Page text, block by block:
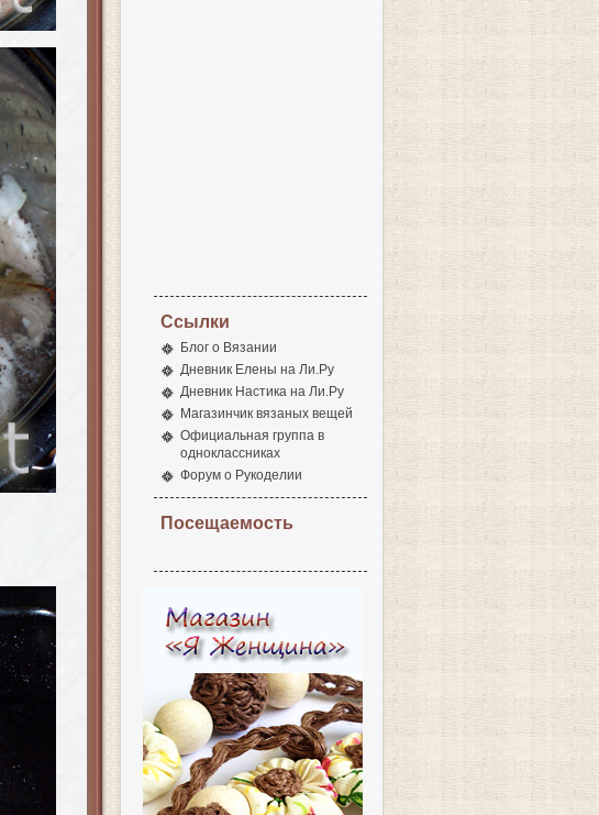
Ссылки
Блог о Вязании
Дневник Елены на Ли.Ру
Дневник Настика на Ли.Ру
Магазинчик вязаных вещей
Официальная группа в
одноклассниках
Форум о Рукоделии
Посещаемость